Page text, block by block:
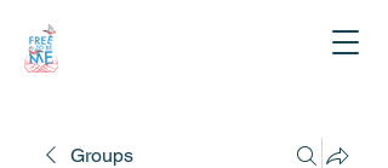
Groups